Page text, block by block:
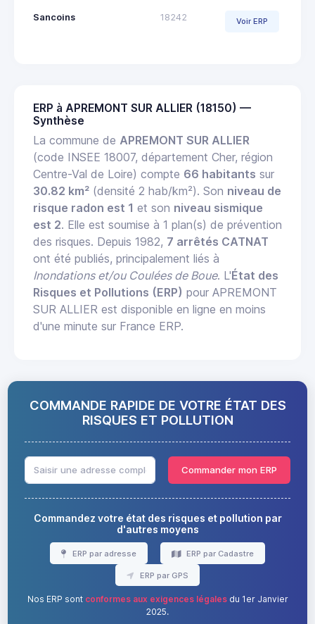
Sancoins 18242 Voir ERP
ERP à APREMONT SUR ALLIER (18150) —
Synthèse
La commune de APREMONT SUR ALLIER
(code INSEE 18007, département Cher, région
Centre-Val de Loire) compte 66 habitants sur
30.82 km² (densité 2 hab/km²). Son niveau de
risque radon est 1 et son niveau sismique
est 2. Elle est soumise à 1 plan(s) de prévention
des risques. Depuis 1982, 7 arrêtés CATNAT
ont été publiés, principalement liés à
Inondations et/ou Coulées de Boue. L'État des
Risques et Pollutions (ERP) pour APREMONT
SUR ALLIER est disponible en ligne en moins
d'une minute sur France ERP.
COMMANDE RAPIDE DE VOTRE ÉTAT DES
RISQUES ET POLLUTION
Commander mon ERP
Commandez votre état des risques et pollution par
d'autres moyens
ERP par adresse ERP par Cadastre
ERP par GPS
Nos ERP sont conformes aux exigences légalesdu 1er Janvier
2025.